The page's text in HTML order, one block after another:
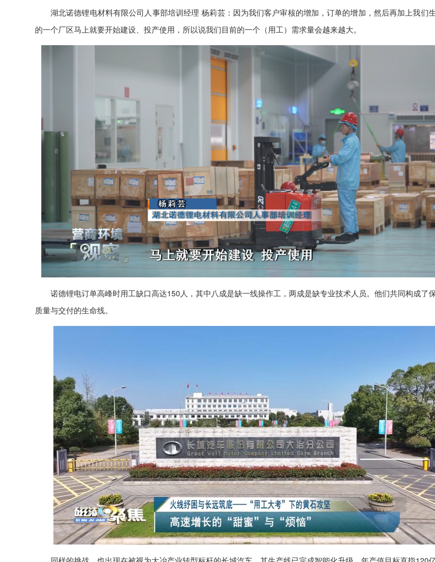
湖北诺德锂电材料有限公司人事部培训经理 杨莉芸：因为我们客户审核的增加，订单的增加，然后再加上我们
的一个厂区马上就要开始建设、投产使用，所以说我们目前的一个（用工）需求量会越来越大。
诺德锂电订单高峰时用工缺口高达150人，其中八成是缺一线操作工，两成是缺专业技术人员。他们共同构成了
质量与交付的生命线。